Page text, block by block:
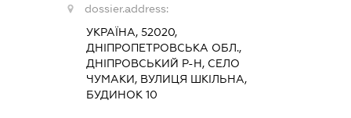
dossier.address:
УКРАЇНА, 52020,
ДНІПРОПЕТРОВСЬКА ОБЛ.,
ДНІПРОВСЬКИЙ Р-Н, СЕЛО
ЧУМАКИ, ВУЛИЦЯ ШКІЛЬНА,
БУДИНОК 10